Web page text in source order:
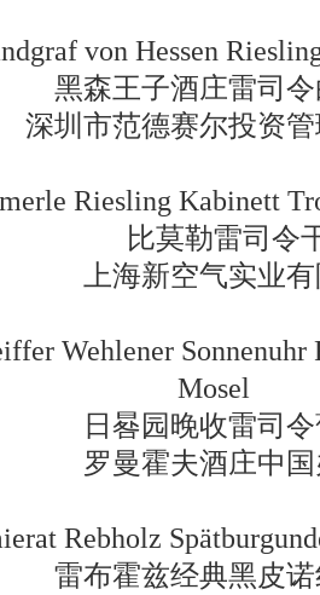
von Hessen Riesling
黑森王子酒庄雷司令
圳市范德赛尔投资管
Riesling Kabinett
比莫勒雷司令
上海新空气实业有
Wehlener Sonnenuhr
Mosel
日晷园晚收雷司令
罗曼霍夫酒庄中国
Rebholz
雷布霍兹经典黑皮诺